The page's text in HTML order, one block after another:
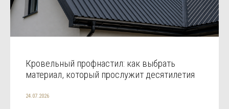
Кровельный профнастил: как выбрать
материал, который прослужит десятилетия
24.07.2026